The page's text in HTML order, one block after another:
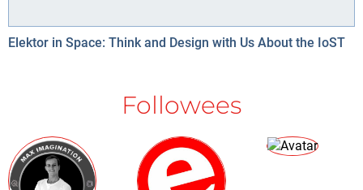
Elektor in Space: Think and Design with Us About the IoST
Followees